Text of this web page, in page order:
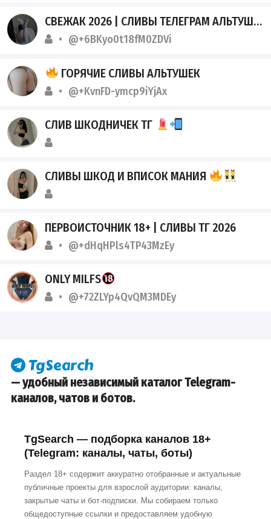
СВЕЖАК 2026 | СЛИВЫ ТЕЛЕГРАМ АЛЬТУШКИ И ШКОДНИЦЫ
@+6BKyo0t18fM0ZDVi
ГОРЯЧИЕ СЛИВЫ АЛЬТУШЕК
@+KvnFD-ymcp9iYjAx
СЛИВ ШКОДНИЧЕК ТГ
СЛИВЫ ШКОД И ВПИСОК МАНИЯ
ПЕРВОИСТОЧНИК 18+ | СЛИВЫ ТГ 2026
@+dHqHPls4TP43MzEy
ONLY MILFS
@+72ZLYp4QvQM3MDEy
— удобный независимый каталог Telegram-
каналов, чатов и ботов.
TgSearch — подборка каналов 18+
(Telegram: каналы, чаты, боты)
Раздел 18+ содержит аккуратно отобранные и актуальные
публичные проекты для взрослой аудитории: каналы,
закрытые чаты и бот-подписки. Мы собираем только
общедоступные ссылки и предоставляем удобную